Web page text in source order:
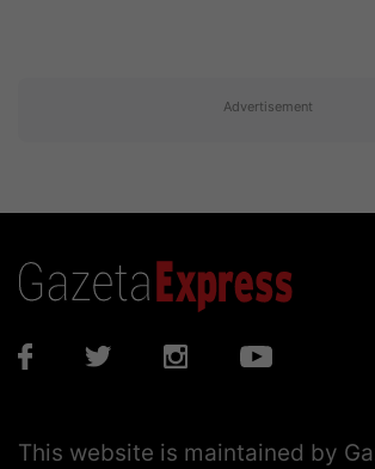
Advertisement
This website is maintained by